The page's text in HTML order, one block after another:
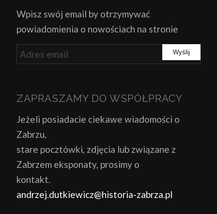
Wpisz swój email by otrzymywać
powiadomienia o nowościach na stronie
ZAPRASZAMY DO WSPÓŁPRACY
Jeżeli posiadacie ciekawe wiadomości o
Zabrzu,
stare pocztówki, zdjęcia lub związane z
Zabrzem eksponaty, prosimy o
kontakt.
andrzej.dutkiewicz@historia-zabrza.pl